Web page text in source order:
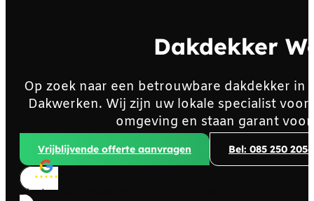
Dakdekker
Op zoek naar een betrouwbare dakdekker in
Dakwerken. Wij zijn uw lokale specialist
omgeving en staan garant
Vrijblijvende offerte aanvragen Bel: 085 250 2056
Klanten beoordelen ons met